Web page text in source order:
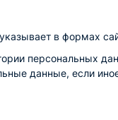
в формах
персональных
данные, если